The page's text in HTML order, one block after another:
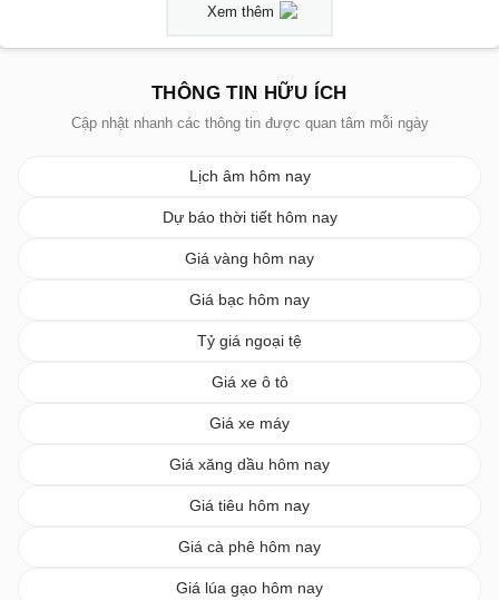
Xem thêm
THÔNG TIN HỮU ÍCH
Cập nhật nhanh các thông tin được quan tâm mỗi ngày
Lịch âm hôm nay
Dự báo thời tiết hôm nay
Giá vàng hôm nay
Giá bạc hôm nay
Tỷ giá ngoại tệ
Giá xe ô tô
Giá xe máy
Giá xăng dầu hôm nay
Giá tiêu hôm nay
Giá cà phê hôm nay
Giá lúa gạo hôm nay